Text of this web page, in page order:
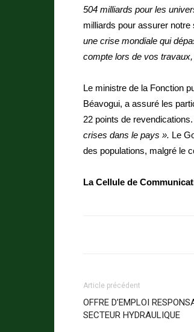
504 milliards pour les
milliards pour assurer
une crise mondiale qui
compte lors de vos travaux,
Le ministre de la Fonction
Béavogui, a assuré les
22 points de
crises dans le pays ». Le
des populations, malgré le
La Cellule de
Article précédent
OFFRE D’EMPLOI
SECTEUR HYDRAULIQUE